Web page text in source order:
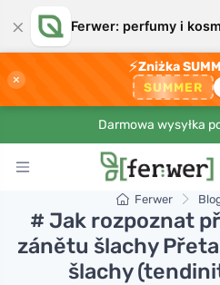
× Ferwer: perfumy i
×
⚡Zniżka
SUMMER
Darmowa wysyłka
Ferwer
# Jak rozpoznat
zánětu šlachy
šlachy